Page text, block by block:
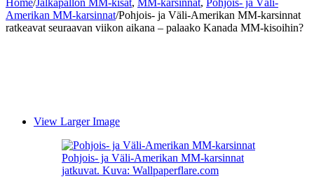
Amerikan MM-karsinnat/Pohjois- ja Väli-Amerikan MM-karsinnat
ratkeavat seuraavan viikon aikana – palaako Kanada MM-kisoihin?
View Larger Image
Pohjois- ja Väli-Amerikan MM-karsinnat
jatkuvat. Kuva: Wallpaperflare.com